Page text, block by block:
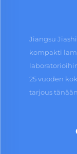
Jiangsu
kompakti
25 vuoden
tarjous tänään.